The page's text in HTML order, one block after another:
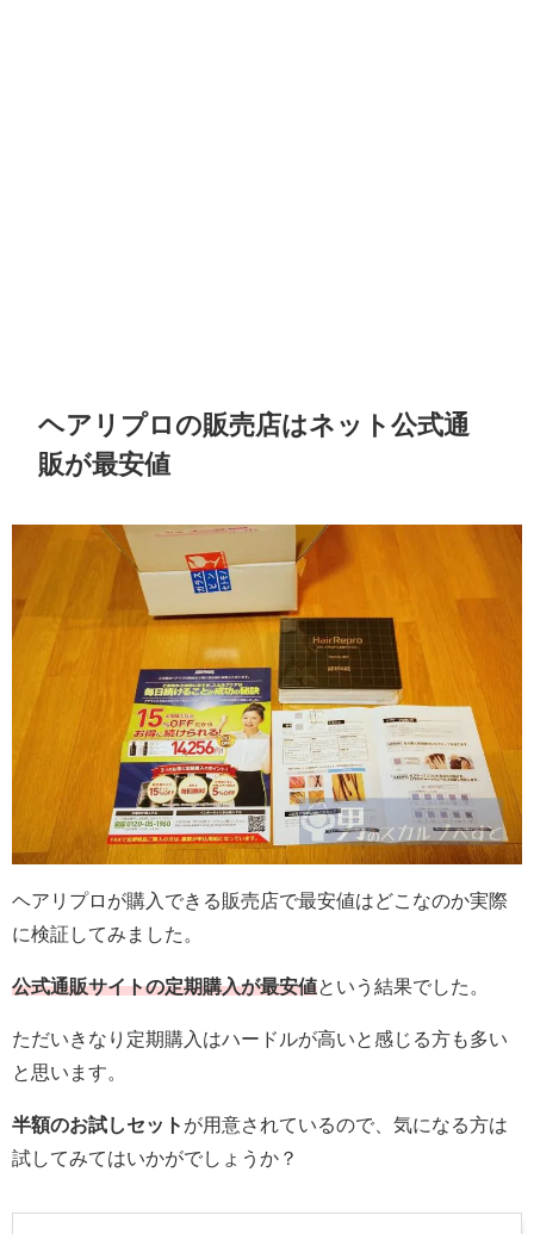
ヘアリプロの販売店はネット公式通
販が最安値
ヘアリプロが購入できる販売店で最安値はどこなのか実際
に検証してみました。
公式通販サイトの定期購入が最安値という結果でした。
ただいきなり定期購入はハードルが高いと感じる方も多い
と思います。
半額のお試しセット が用意されているので、気になる方は
試してみてはいかがでしょうか？